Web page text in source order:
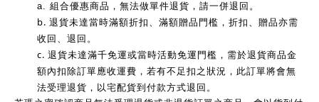
a. 組合優惠商品，無法做單件退貨，請一併退回。
b. 退貨未達當時滿額折扣、滿額贈品門檻，折扣、贈品亦需
收回、退回。
c. 退貨未達滿千免運或當時活動免運門檻，需於退貨商品金
額內扣除訂單應收運費，若有不足扣之狀況，此訂單將會無
法受理退貨，以宅配貨到付款方式退回。